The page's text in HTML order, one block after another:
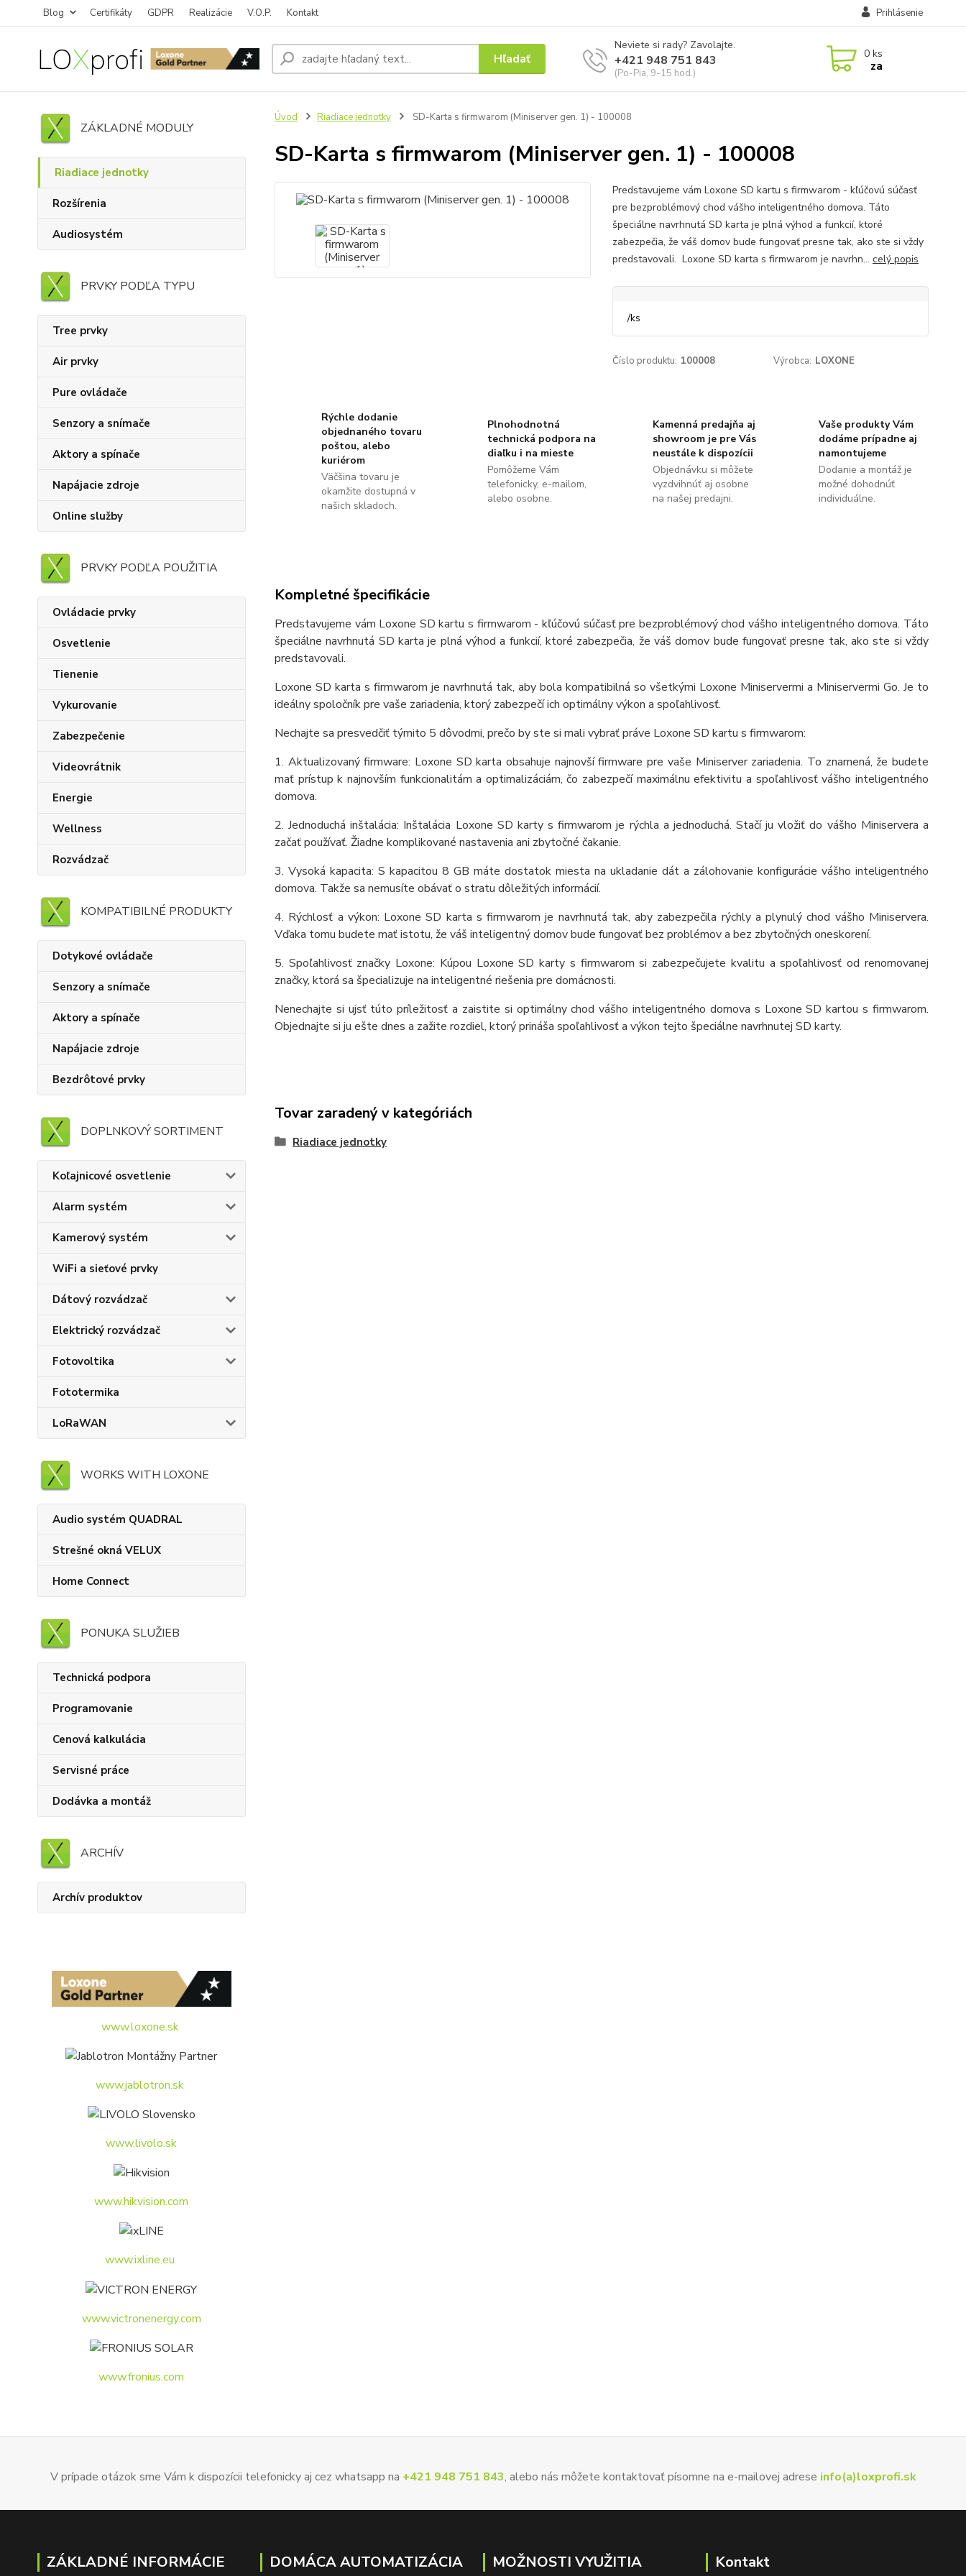
Blog Certifikáty GDPR Realizácie V.O.P. Kontakt Prihlásenie
Hľadať
Neviete si rady? Zavolajte.
+421 948 751 843
(Po-Pia, 9-15 hod.)
0 ks
za
ZÁKLADNÉ MODULY
Riadiace jednotky
Rozšírenia
Audiosystém
PRVKY PODĽA TYPU
Tree prvky
Air prvky
Pure ovládače
Senzory a snímače
Aktory a spínače
Napájacie zdroje
Online služby
PRVKY PODĽA POUŽITIA
Ovládacie prvky
Osvetlenie
Tienenie
Vykurovanie
Zabezpečenie
Videovrátnik
Energie
Wellness
Rozvádzač
KOMPATIBILNÉ PRODUKTY
Dotykové ovládače
Senzory a snímače
Aktory a spínače
Napájacie zdroje
Bezdrôtové prvky
DOPLNKOVÝ SORTIMENT
Koľajnicové osvetlenie
Alarm systém
Kamerový systém
WiFi a sieťové prvky
Dátový rozvádzač
Elektrický rozvádzač
Fotovoltika
Fototermika
LoRaWAN
WORKS WITH LOXONE
Audio systém QUADRAL
Strešné okná VELUX
Home Connect
PONUKA SLUŽIEB
Technická podpora
Programovanie
Cenová kalkulácia
Servisné práce
Dodávka a montáž
ARCHÍV
Archív produktov
www.loxone.sk
www.jablotron.sk
www.livolo.sk
www.hikvision.com
www.ixline.eu
www.victronenergy.com
www.fronius.com
Úvod Riadiace jednotky SD-Karta s firmwarom (Miniserver gen. 1) - 100008
SD-Karta s firmwarom (Miniserver gen. 1) - 100008
Predstavujeme vám Loxone SD kartu s firmwarom - kľúčovú súčasť
pre bezproblémový chod vášho inteligentného domova. Táto
špeciálne navrhnutá SD karta je plná výhod a funkcií, ktoré
zabezpečia, že váš domov bude fungovať presne tak, ako ste si vždy
predstavovali. Loxone SD karta s firmwarom je navrhn... celý popis
/ks
Číslo produktu: 100008 Výrobca: LOXONE
Rýchle dodanie
objednaného tovaru
poštou, alebo
kuriérom
Väčšina tovaru je
okamžite dostupná v
našich skladoch.
Plnohodnotná
technická podpora na
diaľku i na mieste
Pomôžeme Vám
telefonicky, e-mailom,
alebo osobne.
Kamenná predajňa aj
showroom je pre Vás
neustále k dispozícii
Objednávku si môžete
vyzdvihnúť aj osobne
na našej predajni.
Vaše produkty Vám
dodáme prípadne aj
namontujeme
Dodanie a montáž je
možné dohodnúť
individuálne.
Kompletné špecifikácie
Predstavujeme vám Loxone SD kartu s firmwarom - kľúčovú súčasť pre bezproblémový chod vášho inteligentného domova. Táto
špeciálne navrhnutá SD karta je plná výhod a funkcií, ktoré zabezpečia, že váš domov bude fungovať presne tak, ako ste si vždy
predstavovali.
Loxone SD karta s firmwarom je navrhnutá tak, aby bola kompatibilná so všetkými Loxone Miniservermi a Miniservermi Go. Je to
ideálny spoločník pre vaše zariadenia, ktorý zabezpečí ich optimálny výkon a spoľahlivosť.
Nechajte sa presvedčiť týmito 5 dôvodmi, prečo by ste si mali vybrať práve Loxone SD kartu s firmwarom:
1. Aktualizovaný firmware: Loxone SD karta obsahuje najnovší firmware pre vaše Miniserver zariadenia. To znamená, že budete
mať prístup k najnovším funkcionalitám a optimalizáciám, čo zabezpečí maximálnu efektivitu a spoľahlivosť vášho inteligentného
domova.
2. Jednoduchá inštalácia: Inštalácia Loxone SD karty s firmwarom je rýchla a jednoduchá. Stačí ju vložiť do vášho Miniservera a
začať používať. Žiadne komplikované nastavenia ani zbytočné čakanie.
3. Vysoká kapacita: S kapacitou 8 GB máte dostatok miesta na ukladanie dát a zálohovanie konfigurácie vášho inteligentného
domova. Takže sa nemusíte obávať o stratu dôležitých informácií.
4. Rýchlosť a výkon: Loxone SD karta s firmwarom je navrhnutá tak, aby zabezpečila rýchly a plynulý chod vášho Miniservera.
Vďaka tomu budete mať istotu, že váš inteligentný domov bude fungovať bez problémov a bez zbytočných oneskorení.
5. Spoľahlivosť značky Loxone: Kúpou Loxone SD karty s firmwarom si zabezpečujete kvalitu a spoľahlivosť od renomovanej
značky, ktorá sa špecializuje na inteligentné riešenia pre domácnosti.
Nenechajte si ujsť túto príležitosť a zaistite si optimálny chod vášho inteligentného domova s Loxone SD kartou s firmwarom.
Objednajte si ju ešte dnes a zažite rozdiel, ktorý prináša spoľahlivosť a výkon tejto špeciálne navrhnutej SD karty.
Tovar zaradený v kategóriách
Riadiace jednotky
V prípade otázok sme Vám k dispozícii telefonicky aj cez whatsapp na +421 948 751 843, alebo nás môžete kontaktovať písomne na e-mailovej adrese info(a)loxprofi.sk
ZÁKLADNÉ INFORMÁCIE DOMÁCA AUTOMATIZÁCIA MOŽNOSTI VYUŽITIA Kontakt